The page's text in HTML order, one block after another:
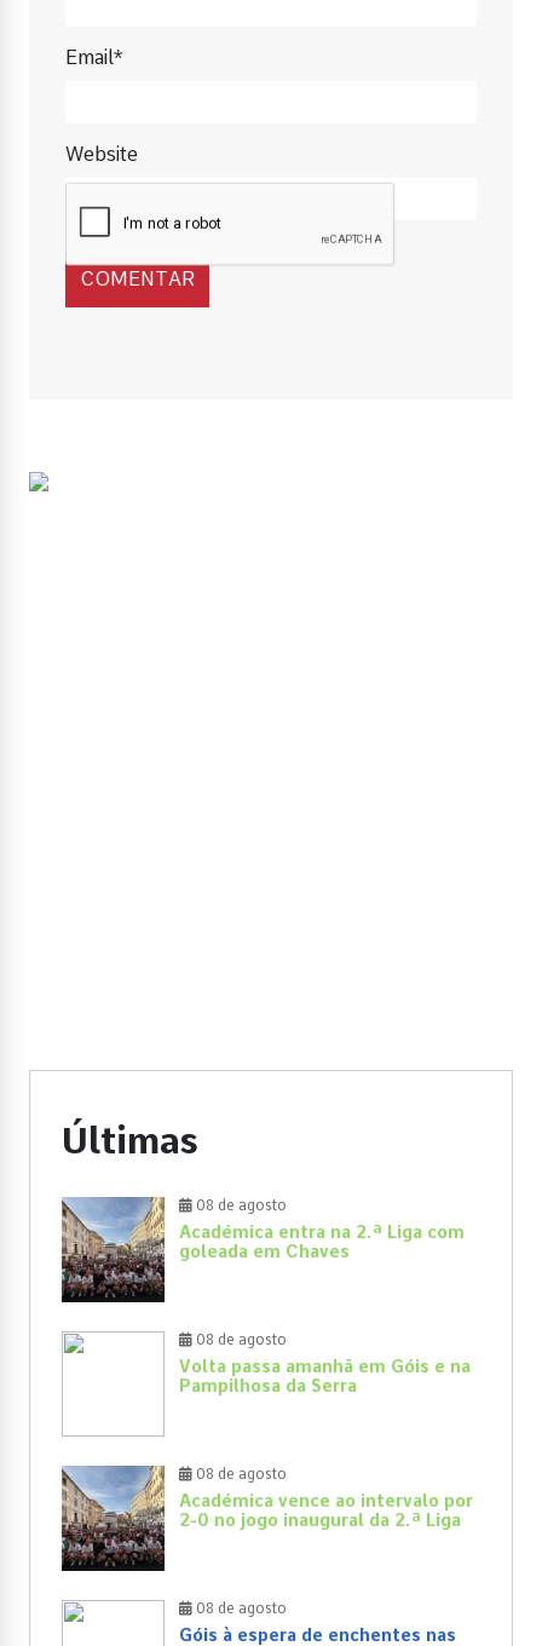
Email*
Website
Últimas
08 de agosto
Académica entra na 2.ª Liga com
goleada em Chaves
08 de agosto
Volta passa amanhã em Góis e na
Pampilhosa da Serra
08 de agosto
Académica vence ao intervalo por
2-0 no jogo inaugural da 2.ª Liga
08 de agosto
Góis à espera de enchentes nas